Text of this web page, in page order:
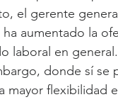
el gerente
aumentado la
laboral en
donde sí se
mayor flexibilidad